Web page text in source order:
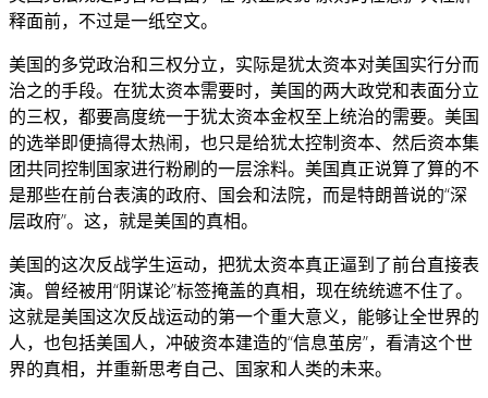
释面前，不过是一纸空文。
美国的多党政治和三权分立，实际是犹太资本对美国实行分而
治之的手段。在犹太资本需要时，美国的两大政党和表面分立
的三权，都要高度统一于犹太资本金权至上统治的需要。美国
的选举即便搞得太热闹，也只是给犹太控制资本、然后资本集
团共同控制国家进行粉刷的一层涂料。美国真正说算了算的不
是那些在前台表演的政府、国会和法院，而是特朗普说的“深
层政府”。这，就是美国的真相。
美国的这次反战学生运动，把犹太资本真正逼到了前台直接表
演。曾经被用“阴谋论”标签掩盖的真相，现在统统遮不住了。
这就是美国这次反战运动的第一个重大意义，能够让全世界的
人，也包括美国人，冲破资本建造的“信息茧房”，看清这个世
界的真相，并重新思考自己、国家和人类的未来。